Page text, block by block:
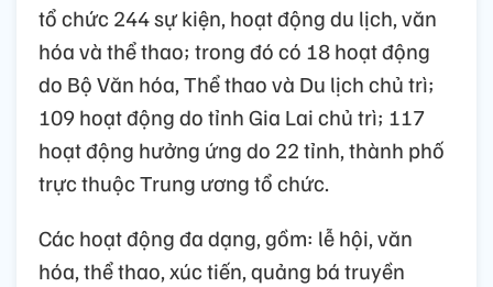
tổ chức 244 sự kiện, hoạt động du lịch, văn
hóa và thể thao; trong đó có 18 hoạt động
do Bộ Văn hóa, Thể thao và Du lịch chủ trì;
109 hoạt động do tỉnh Gia Lai chủ trì; 117
hoạt động hưởng ứng do 22 tỉnh, thành phố
trực thuộc Trung ương tổ chức.
Các hoạt động đa dạng, gồm: lễ hội, văn
hóa, thể thao, xúc tiến, quảng bá truyền